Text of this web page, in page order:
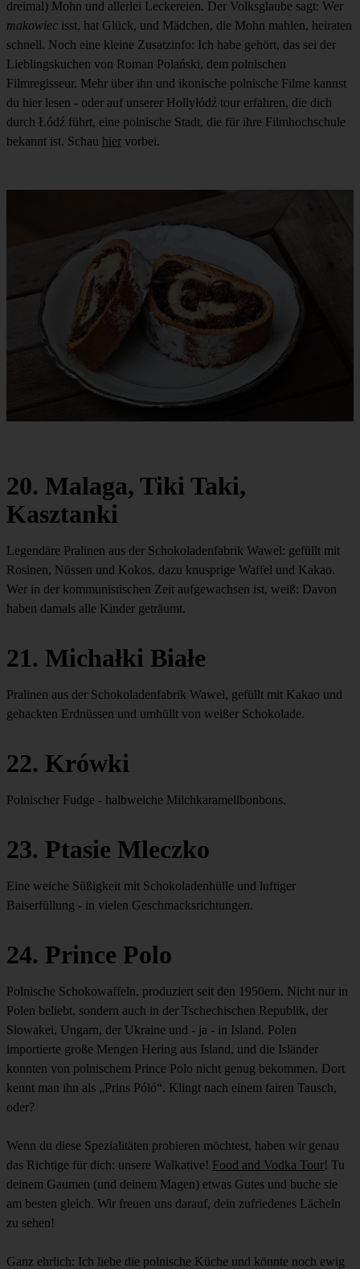
dreimal) Mohn und allerlei Leckereien. Der Volksglaube sagt: Wer
makowiec isst, hat Glück, und Mädchen, die Mohn mahlen, heiraten
schnell. Noch eine kleine Zusatzinfo: Ich habe gehört, das sei der
Lieblingskuchen von Roman Polański, dem polnischen
Filmregisseur. Mehr über ihn und ikonische polnische Filme kannst
du hier lesen - oder auf unserer Hollyłódź tour erfahren, die dich
durch Łódź führt, eine polnische Stadt, die für ihre Filmhochschule
bekannt ist. Schau hier vorbei.
20. Malaga, Tiki Taki,
Kasztanki
Legendäre Pralinen aus der Schokoladenfabrik Wawel: gefüllt mit
Rosinen, Nüssen und Kokos, dazu knusprige Waffel und Kakao.
Wer in der kommunistischen Zeit aufgewachsen ist, weiß: Davon
haben damals alle Kinder geträumt.
21. Michałki Białe
Pralinen aus der Schokoladenfabrik Wawel, gefüllt mit Kakao und
gehackten Erdnüssen und umhüllt von weißer Schokolade.
22. Krówki
Polnischer Fudge - halbweiche Milchkaramellbonbons.
23. Ptasie Mleczko
Eine weiche Süßigkeit mit Schokoladenhülle und luftiger
Baiserfüllung - in vielen Geschmacksrichtungen.
24. Prince Polo
Polnische Schokowaffeln, produziert seit den 1950ern. Nicht nur in
Polen beliebt, sondern auch in der Tschechischen Republik, der
Slowakei, Ungarn, der Ukraine und - ja - in Island. Polen
importierte große Mengen Hering aus Island, und die Isländer
konnten von polnischem Prince Polo nicht genug bekommen. Dort
kennt man ihn als „Prins Póló“. Klingt nach einem fairen Tausch,
oder?
Wenn du diese Spezialitäten probieren möchtest, haben wir genau
das Richtige für dich: unsere Walkative! Food and Vodka Tour! Tu
deinem Gaumen (und deinem Magen) etwas Gutes und buche sie
am besten gleich. Wir freuen uns darauf, dein zufriedenes Lächeln
zu sehen!
Ganz ehrlich: Ich liebe die polnische Küche und könnte noch ewig